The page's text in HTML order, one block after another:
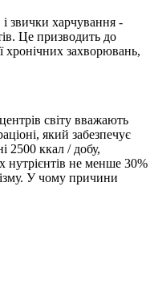
і звички харчування -
Це призводить до
хронічних захворювань,
світу вважають
який забезпечує
2500 ккал / добу,
нутрієнтів не менше 30%
У чому причини